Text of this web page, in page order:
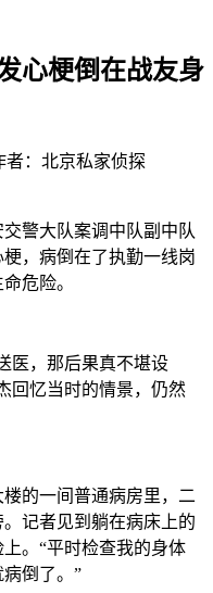
心梗倒在战友身
者：北京私家侦探
警大队案调中队副中队
，病倒在了执勤一线岗
危险。
医，那后果真不堪设
回忆当时的情景，仍然
的一间普通病房里，二
记者见到躺在病床上的
。“平时检查我的身体
倒了。”